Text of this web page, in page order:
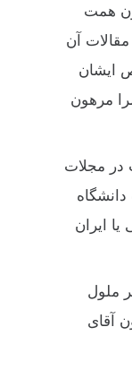
همت
آن
ایشان
مرهون
در مجلات
ایران
ملول
آقای